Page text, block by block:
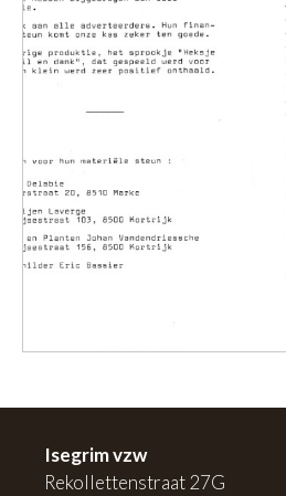
Isegrim vzw
Rekollettenstraat 27G